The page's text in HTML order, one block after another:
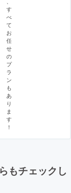
す
べ
て
お
任
せ
の
プ
ラ
ン
も
あ
り
ま
す
！
もチェックし